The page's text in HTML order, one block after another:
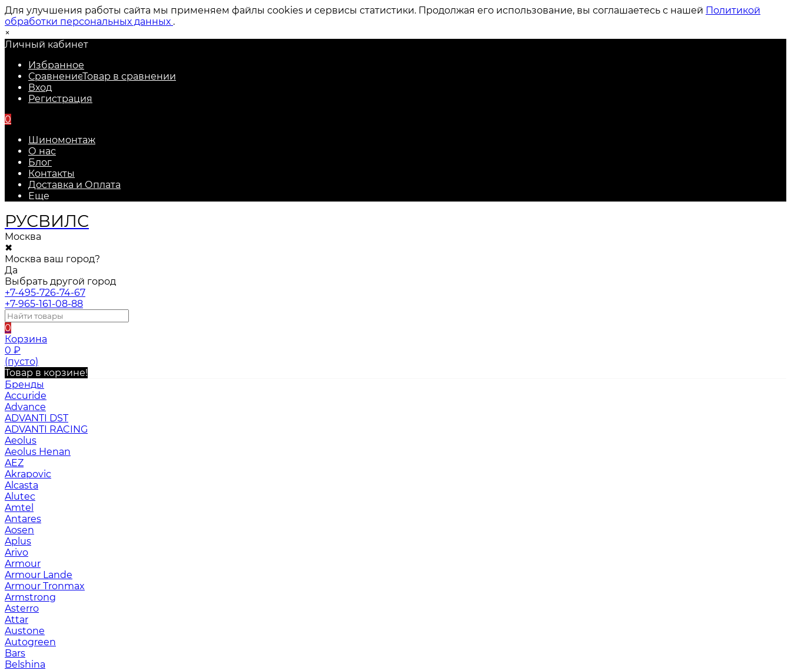
Для улучшения работы сайта мы применяем файлы cookies и сервисы статистики. Продолжая его использование, вы соглашаетесь с нашей Политикой
обработки персональных данных .
×
Личный кабинет
Избранное
СравнениеТовар в сравнении
Вход
Регистрация
0
Шиномонтаж
О нас
Блог
Контакты
Доставка и Оплата
Еще
РУСВИЛС
Москва
✖
Москва ваш город?
Да
Выбрать другой город
+7-495-726-74-67
+7-965-161-08-88
0
Корзина
0 ₽
(пусто)
Товар в корзине!
Бренды
Accuride
Advance
ADVANTI DST
ADVANTI RACING
Aeolus
Aeolus Henan
AEZ
Akrapovic
Alcasta
Alutec
Amtel
Antares
Aosen
Aplus
Arivo
Armour
Armour Lande
Armour Tronmax
Armstrong
Asterro
Attar
Austone
Autogreen
Bars
Belshina